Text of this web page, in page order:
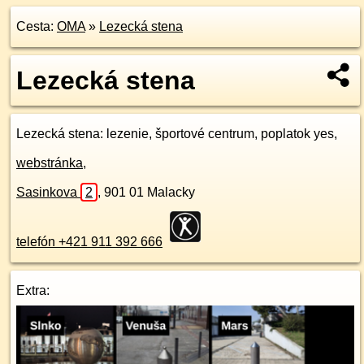
Cesta: OMA» Lezecká stena
Lezecká stena
Lezecká stena: lezenie, športové centrum, poplatok yes,
webstránka,
Sasinkova 2 , 901 01 Malacky
telefón +421 911 392 666
Extra: